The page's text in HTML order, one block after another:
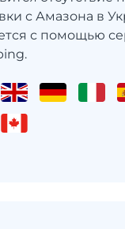
с Амазона в
с помощью